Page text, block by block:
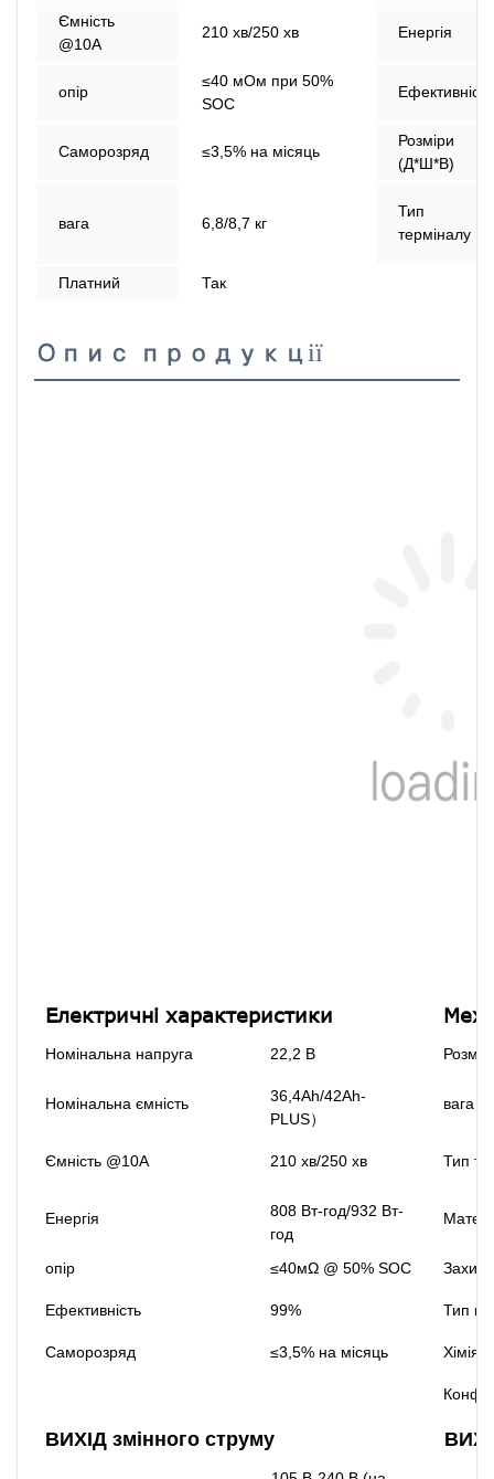
Ємність
@10A
210 хв/250 хв Енергія
опір
≤40 мОм при 50%
SOC
Ефективність
Саморозряд ≤3,5% на місяць
Розміри
(Д*Ш*В)
вага 6,8/8,7 кг
Тип
терміналу
Платний Так
Опис продукції
Електричні характеристики
Номінальна напруга 22,2 В
Номінальна ємність
36,4Ah/42Ah-
PLUS）
вага
Ємність @10A 210 хв/250 хв Тип
Енергія
808 Вт-год/932 Вт-
год
опір ≤40мΩ @ 50% SOC
Ефективність 99% Тип
Саморозряд ≤3,5% на місяць Хімія
ВИХІД змінного струму